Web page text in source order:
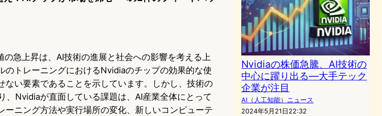
急上昇は、AI技術の進展と社会への影響を考える上
のトレーニングにおけるNvidiaのチップの効果的な使
ない要素であることを示しています。しかし、技術の
、Nvidiaが直面している課題は、AI産業全体にとって
ーニング方法や実行場所の変化、新しいコンピューテ
Nvidiaの株価急騰、AI技術の
中心に躍り出る—大手テック
企業が注目
AI（人工知能）ニュース
2024年5月21日22:32